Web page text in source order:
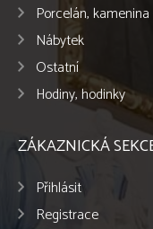
Porcelán, kamenina
Nábytek
Ostatní
Hodiny, hodinky
ZÁKAZNICKÁ
Přihlásit
Registrace